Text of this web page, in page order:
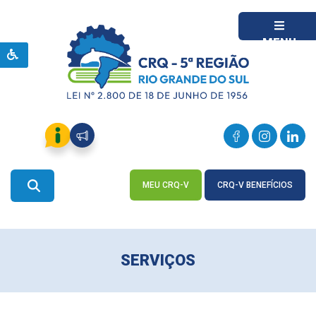
MENU
MEU CRQ-V CRQ-V BENEFÍCIOS
SERVIÇOS